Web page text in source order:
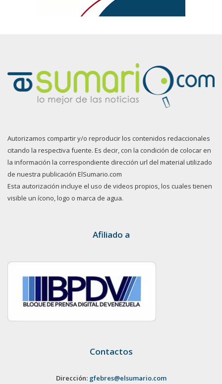
Autorizamos compartir y/o reproducir los contenidos redaccionales
citando la respectiva fuente. Es decir, con la condición de colocar en
la información la correspondiente dirección url del material utilizado
de nuestra publicación ElSumario.com
Esta autorización incluye el uso de videos propios, los cuales tienen
visible un ícono, logo o marca de agua.
Afiliado a
Contactos
Dirección: gfebres@elsumario.com